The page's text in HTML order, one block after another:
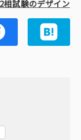
相試験のデザイン
Twitter